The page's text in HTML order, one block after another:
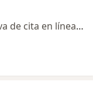
Este especialista no ofrece reserva de cita en línea en esta dirección.